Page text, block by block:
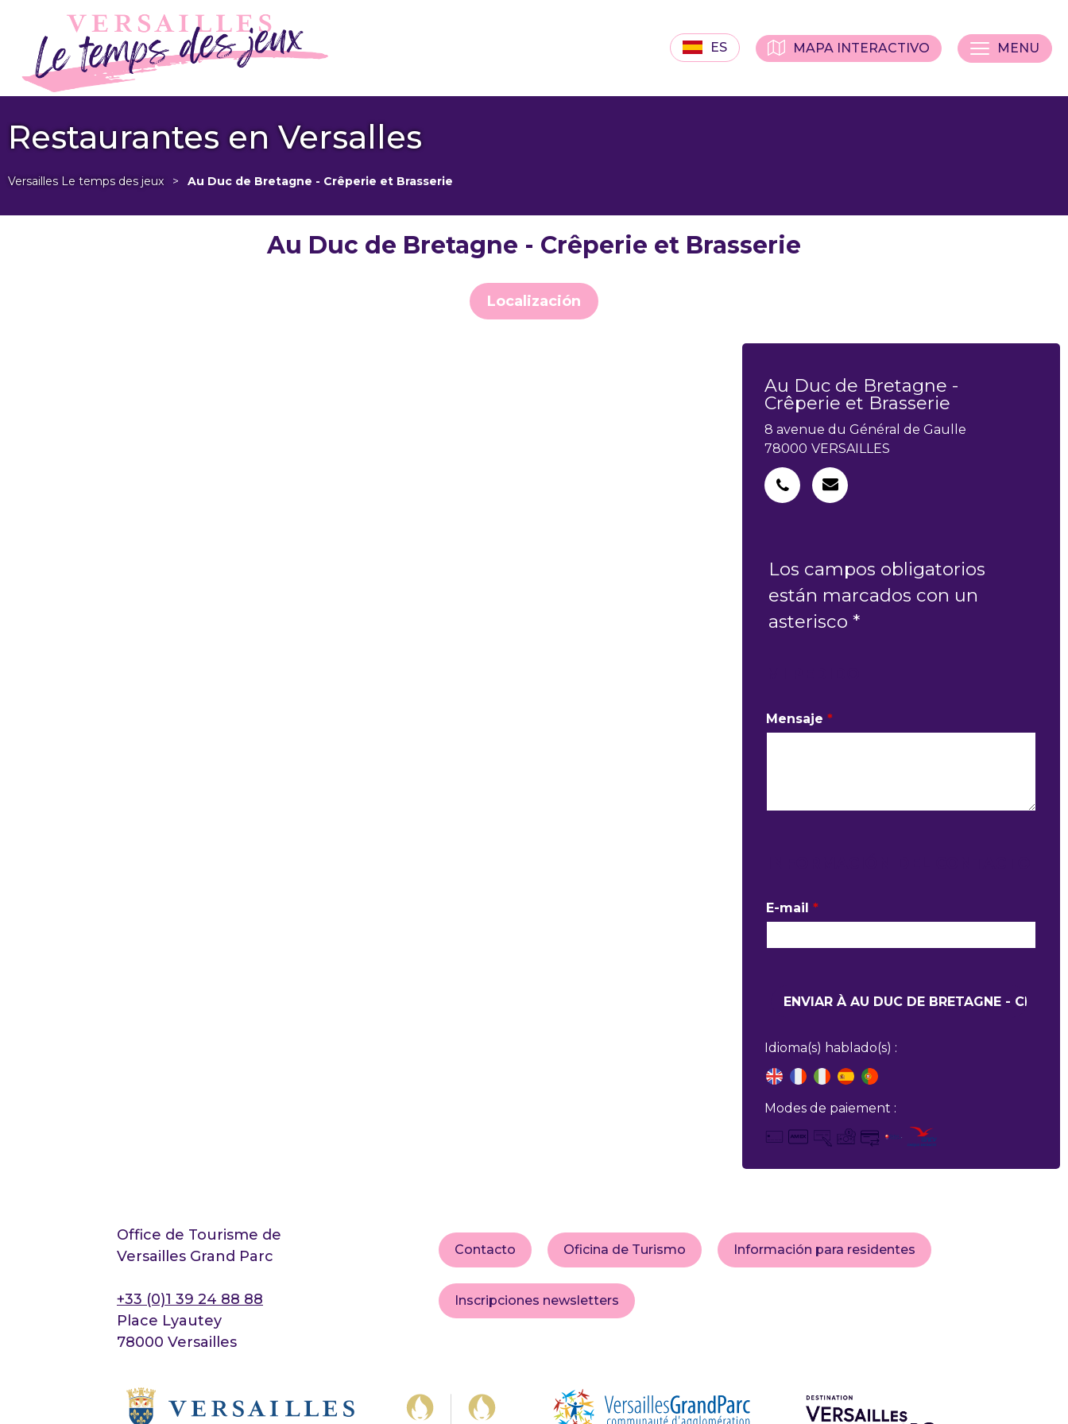
ES MAPA INTERACTIVO MENU
Restaurantes en Versalles
Versailles Le temps des jeux > Au Duc de Bretagne - Crêperie et Brasserie
Au Duc de Bretagne - Crêperie et Brasserie
Localización
Au Duc de Bretagne -
Crêperie et Brasserie
8 avenue du Général de Gaulle
78000 VERSAILLES
Los campos obligatorios
están marcados con un
asterisco *
Mensaje *
E-mail *
Idioma(s) hablado(s) :
Modes de paiement :
Office de Tourisme de
Versailles Grand Parc
+33 (0)1 39 24 88 88
Place Lyautey
78000 Versailles
Contacto Oficina de Turismo Información para residentes
Inscripciones newsletters